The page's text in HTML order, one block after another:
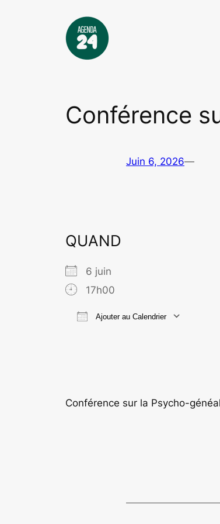
Conférence
Juin 6, 2026—
QUAND
6 juin
17h00
Ajouter au Calendrier
Conférence sur la Psycho-